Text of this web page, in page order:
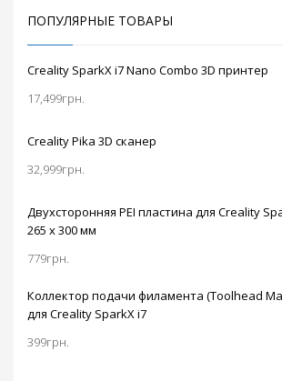
ПОПУЛЯРНЫЕ ТОВАРЫ
Creality SparkX i7 Nano Combo 3D принтер
17,499грн.
Creality Pika 3D сканер
32,999грн.
Двухсторонняя PEI пластина для Creality
265 x 300 мм
779грн.
Коллектор подачи филамента (Toolhead
для Creality SparkX i7
399грн.